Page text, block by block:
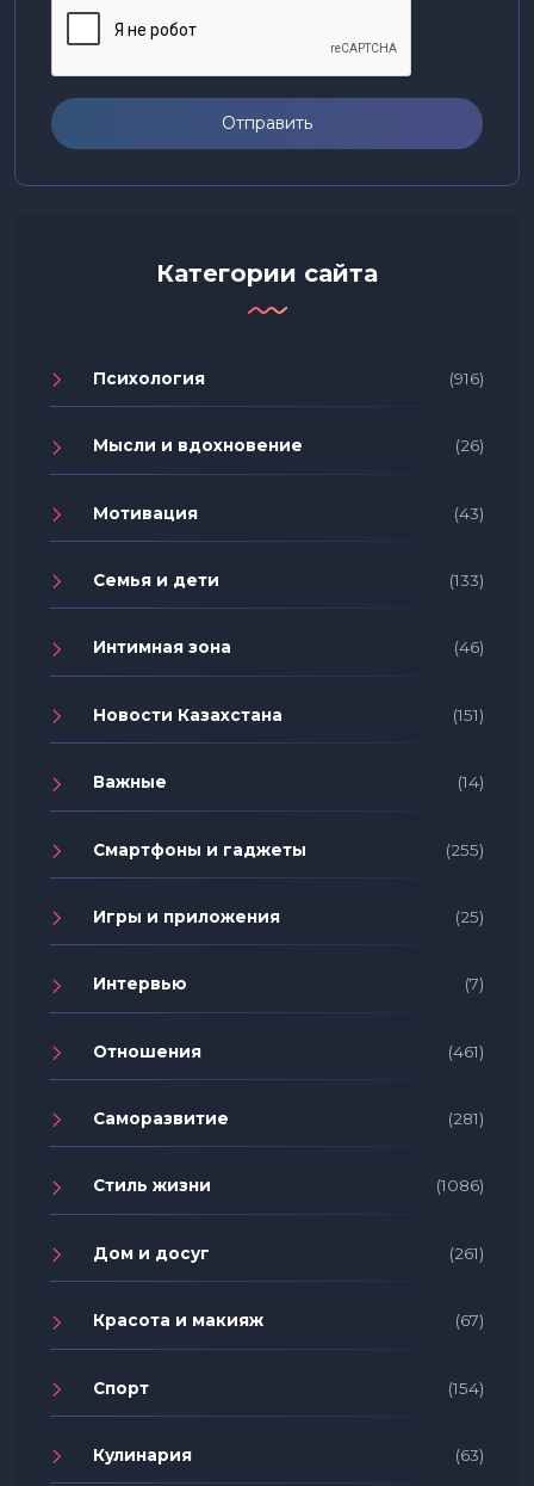
Отправить
Категории сайта
Психология (916)
Мысли и вдохновение (26)
Мотивация (43)
Семья и дети (133)
Интимная зона (46)
Новости Казахстана (151)
Важные (14)
Смартфоны и гаджеты (255)
Игры и приложения (25)
Интервью (7)
Отношения (461)
Саморазвитие (281)
Стиль жизни (1086)
Дом и досуг (261)
Красота и макияж (67)
Спорт (154)
Кулинария (63)